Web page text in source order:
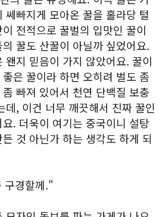
쎄빠지게 모아온 꿀을 홀라당 털
전적으로 꿀벌의 입맛인 꿀이
꿀도 산꿀이 아닐까 싶었어요.
왠지 믿음이 가지 않았어요. 꿀이
은 꿀이라 하면 오히려 벌도 좀
빠져 있어서 천연 단백질 보충
데, 이건 너무 깨끗해서 진짜 꿀인
. 더욱이 여기는 중국이니 설탕
것 아닌가 하는 생각도 하게 되
구경할께."